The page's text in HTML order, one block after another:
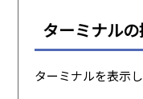
ターミナル
ターミナルを表示し